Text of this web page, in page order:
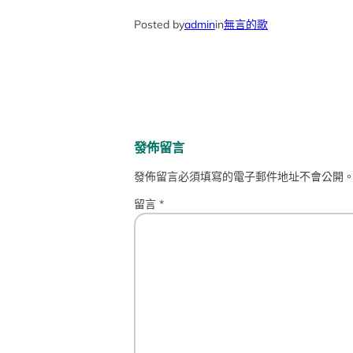
Posted byadminin無言的歌
發佈留言
發佈留言必須填寫的電子郵件地址不會公開。
留言 *